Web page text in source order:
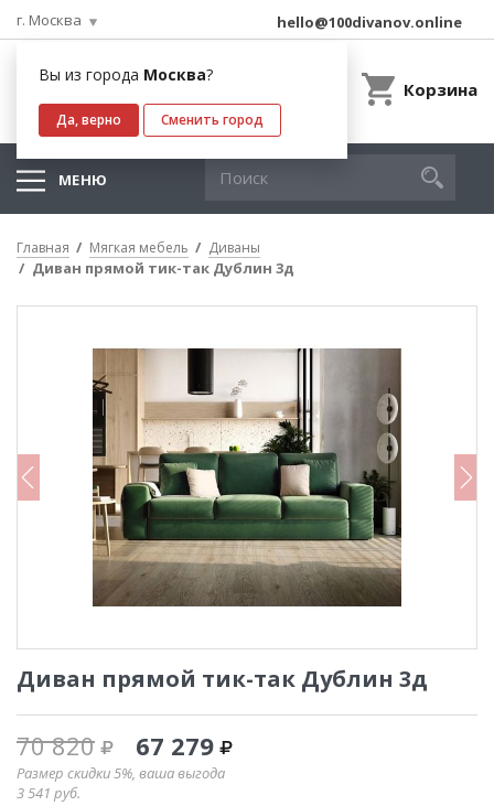
г. Москва
Вы из города Москва?
Да, верно Сменить город
hello@100divanov.online
Корзина
МЕНЮ
Главная Мягкая мебель Диваны
Диван прямой тик-так Дублин 3д
Диван прямой тик-так Дублин 3д
70 820 67 279
Размер скидки 5%, ваша выгода
3 541 руб.